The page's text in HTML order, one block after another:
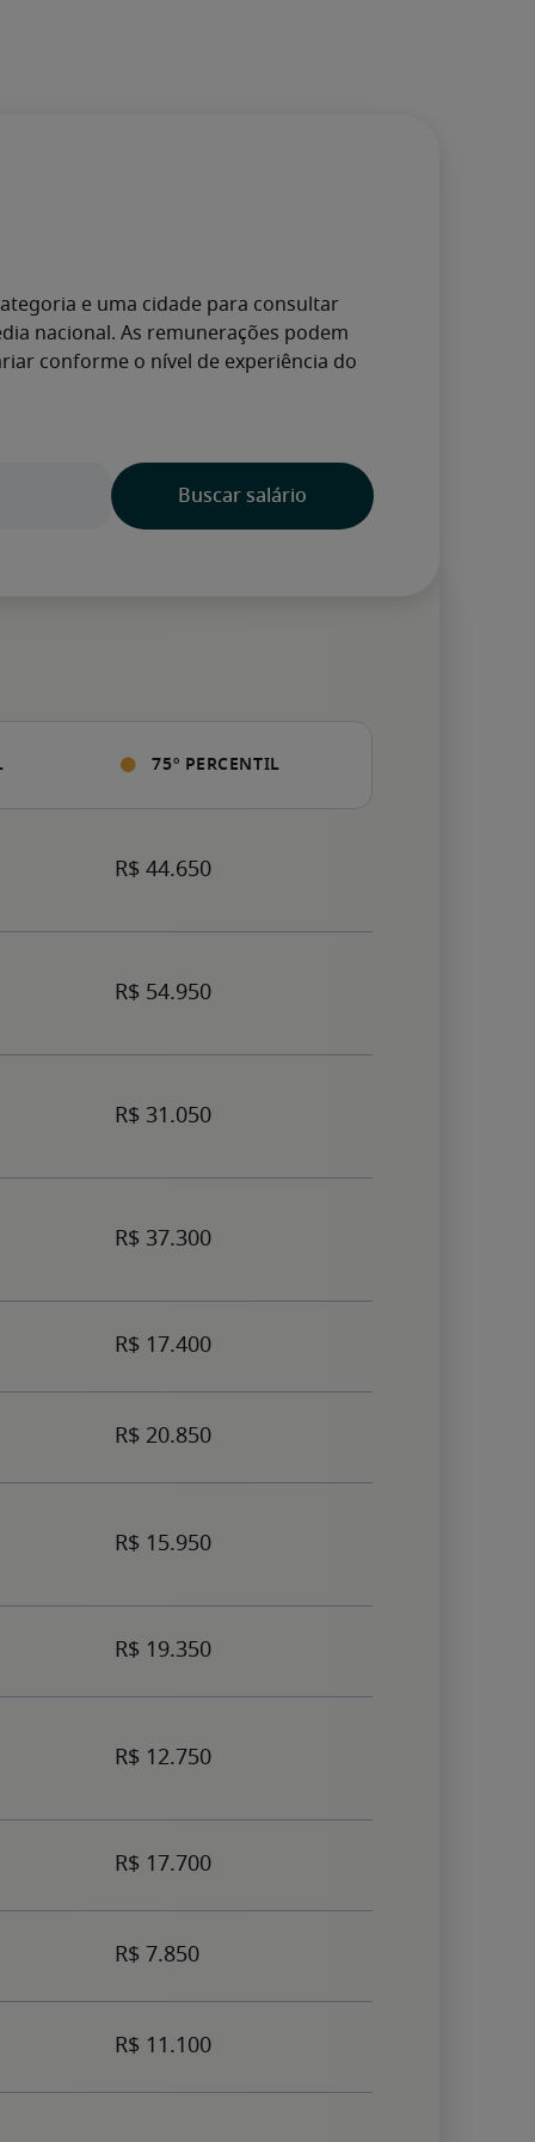
e uma cidade para consultar
nacional. As remunerações podem
conforme o nível de experiência do